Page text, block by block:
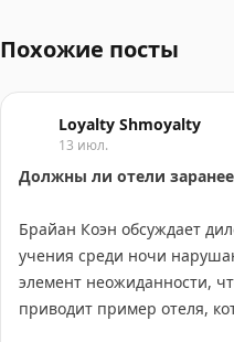
Похожие посты
Loyalty Shmoyalty
13 июл.
Должны ли отели
Брайан Коэн обсуждает
учения среди ночи
элемент неожиданности,
приводит пример отеля,